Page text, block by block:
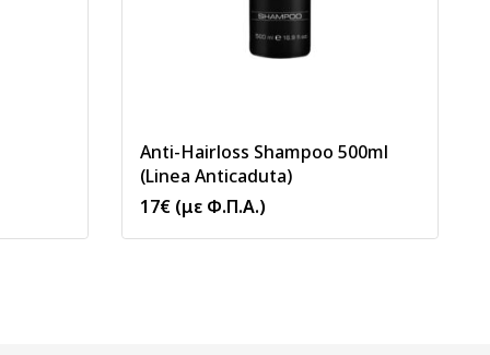
Anti-Hairloss Shampoo 500ml
(Linea Anticaduta)
17€ (με Φ.Π.Α.)